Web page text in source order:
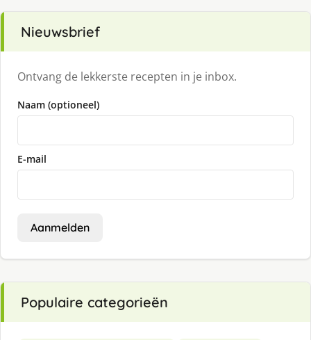
Nieuwsbrief
Ontvang de lekkerste recepten in je inbox.
Naam (optioneel)
E-mail
Aanmelden
Populaire categorieën